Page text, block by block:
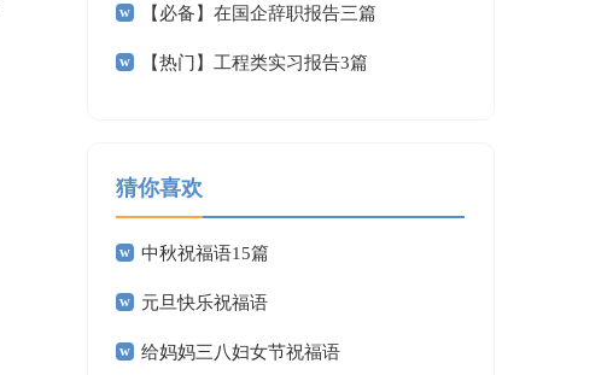
【必备】在国企辞职报告三篇
【热门】工程类实习报告3篇
猜你喜欢
中秋祝福语15篇
元旦快乐祝福语
给妈妈三八妇女节祝福语